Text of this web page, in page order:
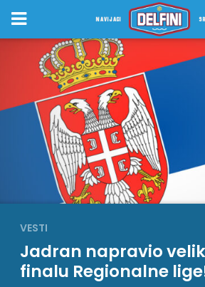
NAVIJACI
VESTI
Jadran napravio
finalu Regionalne